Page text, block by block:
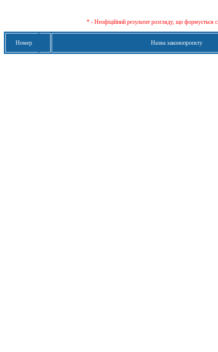
* - Неофіційний результат розгляду, що формується
Номер Назва законопроекту